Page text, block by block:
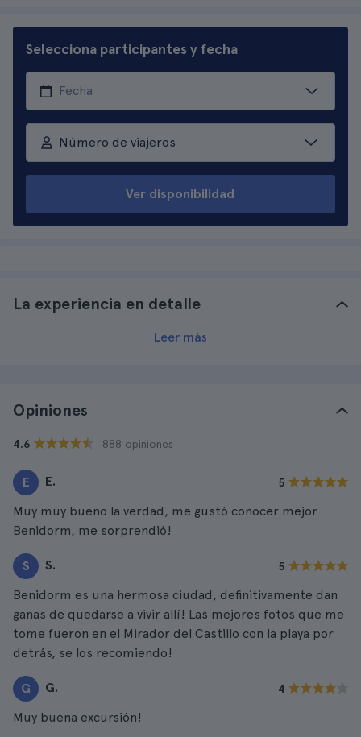
Selecciona participantes y fecha
Número de viajeros
Ver disponibilidad
La experiencia en detalle
Leer más
Opiniones
4.6 · 888 opiniones
E E. 5
Muy muy bueno la verdad, me gustó conocer mejor
Benidorm, me sorprendió!
S S. 5
Benidorm es una hermosa ciudad, definitivamente dan
ganas de quedarse a vivir allí! Las mejores fotos que me
tome fueron en el Mirador del Castillo con la playa por
detrás, se los recomiendo!
G G. 4
Muy buena excursión!